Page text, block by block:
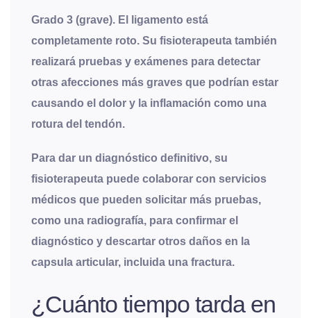
Grado 3 (grave). El ligamento está
completamente roto. Su fisioterapeuta también
realizará pruebas y exámenes para detectar
otras afecciones más graves que podrían estar
causando el dolor y la inflamación como una
rotura del tendón.
Para dar un diagnóstico definitivo, su
fisioterapeuta puede colaborar con servicios
médicos que pueden solicitar más pruebas,
como una radiografía, para confirmar el
diagnóstico y descartar otros daños en la
capsula articular, incluida una fractura.
¿Cuánto tiempo tarda en